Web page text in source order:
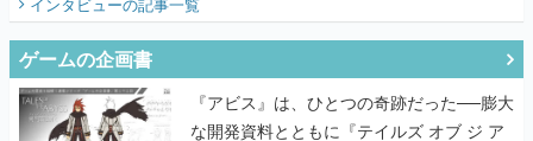
『アビス』は、ひとつの奇跡だった──膨大
な開発資料とともに『テイルズ オブ ジ ア
るRPG」が生まれた理由【ゲームの企画
書】